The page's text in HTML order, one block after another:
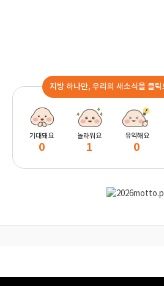
지방 하나만, 우리의 새소식을 클
기대돼요
0
놀라워요
1
유익해요
0